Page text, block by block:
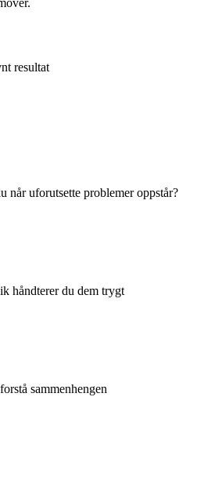
resultat
når uforutsette problemer oppstår?
håndterer du dem trygt
sammenhengen